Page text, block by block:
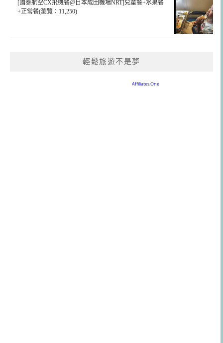
[國泰航空CX飛機餐@日本成田機場NRT]兒童餐+水果餐
+正常餐(瀏覽：11,250)
輕鬆旅遊不是夢